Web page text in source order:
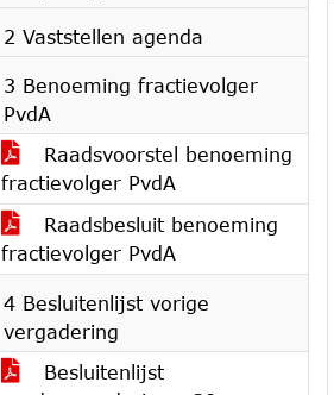
2 Vaststellen agenda
3 Benoeming fractievolger
PvdA
Raadsvoorstel benoeming
fractievolger PvdA
Raadsbesluit benoeming
fractievolger PvdA
4 Besluitenlijst vorige
vergadering
Besluitenlijst